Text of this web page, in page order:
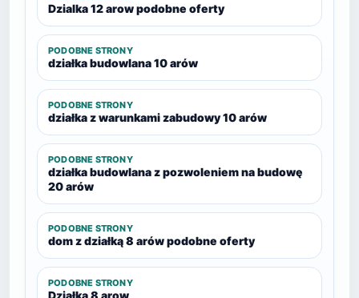
Dzialka 12 arow podobne oferty
PODOBNE STRONY
działka budowlana 10 arów
PODOBNE STRONY
działka z warunkami zabudowy 10 arów
PODOBNE STRONY
działka budowlana z pozwoleniem na budowę
20 arów
PODOBNE STRONY
dom z działką 8 arów podobne oferty
PODOBNE STRONY
Działka 8 arow